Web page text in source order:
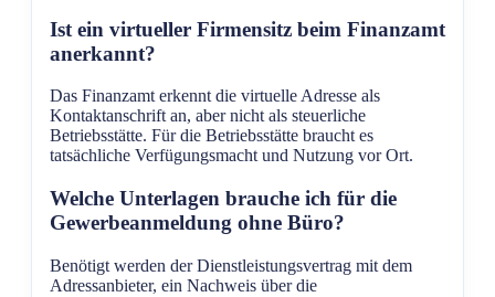
Ist ein virtueller Firmensitz beim Finanzamt
anerkannt?
Das Finanzamt erkennt die virtuelle Adresse als
Kontaktanschrift an, aber nicht als steuerliche
Betriebsstätte. Für die Betriebsstätte braucht es
tatsächliche Verfügungsmacht und Nutzung vor Ort.
Welche Unterlagen brauche ich für die
Gewerbeanmeldung ohne Büro?
Benötigt werden der Dienstleistungsvertrag mit dem
Adressanbieter, ein Nachweis über die